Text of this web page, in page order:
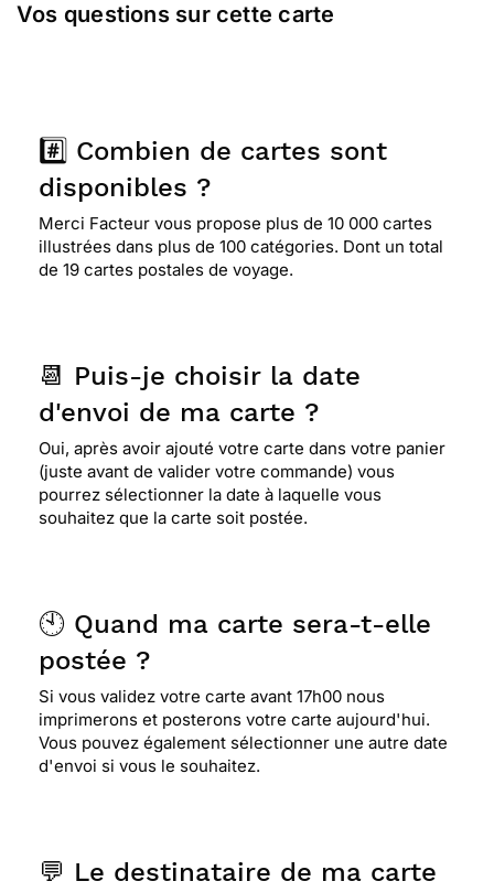
Vos questions sur cette carte
#️⃣ Combien de cartes sont
disponibles ?
Merci Facteur vous propose plus de 10 000 cartes
illustrées dans plus de 100 catégories. Dont un total
de 19 cartes postales de voyage.
📆 Puis-je choisir la date
d'envoi de ma carte ?
Oui, après avoir ajouté votre carte dans votre panier
(juste avant de valider votre commande) vous
pourrez sélectionner la date à laquelle vous
souhaitez que la carte soit postée.
🕙 Quand ma carte sera-t-elle
postée ?
Si vous validez votre carte avant 17h00 nous
imprimerons et posterons votre carte aujourd'hui.
Vous pouvez également sélectionner une autre date
d'envoi si vous le souhaitez.
💬 Le destinataire de ma carte